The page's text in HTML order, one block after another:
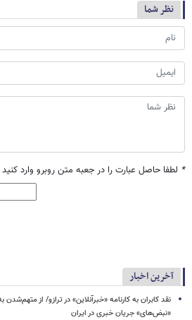
نظر شما
* لطفا حاصل عبارت را در جعبه متن روبرو وارد کنید
آخرین اخبار
نقد کابران به کارنامه «خبرآنلاین» در ترازو/ از
«نبض‌های» جریان خبری در ایران